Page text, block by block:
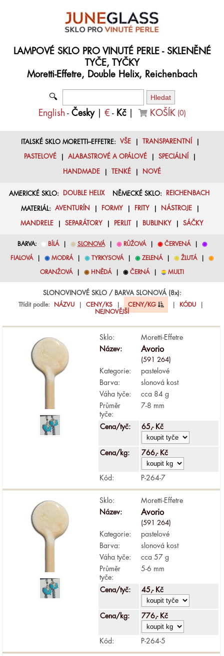
LAMPOVÉ SKLO PRO VINUTÉ PERLE - SKLENĚNÉ
TYČE, TYČKY
Moretti-Effetre, Double Helix, Reichenbach
🔍
English - Česky| € - Kč| KOŠÍK (0)
ITALSKÉ SKLO MORETTI–EFFETRE: VŠE| TRANSPARENTNÍ
PASTELOVÉ ALABASTROVÉ A OPÁLOVÉ SPECIÁLNÍ
HANDMADE TENKÉ NOVÉ
AMERICKÉ SKLO: DOUBLE HELIXNĚMECKÉ SKLO: REICHENBACH
MATERIÁL: AVENTURÍN FORMY FRITY NÁSTROJE|
MANDRELE SEPARÁTORY PERLIT BUBLINKY SÁČKY
BARVA: ◉ BÍLÁ| ◉ SLONOVÁ| ◉ RŮŽOVÁ| ◉ ČERVENÁ| ◉
FIALOVÁ| ◉ MODRÁ| ◉ TYRKYSOVÁ| ◉ ZELENÁ| ◉ ŽLUTÁ| ◉
ORANŽOVÁ| ◉ HNĚDÁ| ◉ ČERNÁ| ◉ MULTI
SLONOVINOVÉ SKLO / BARVA SLONOVÁ (8x):
Třídit podle:
NÁZVU CENY/KS CENY/KG KÓDU
NEJNOVĚJŠÍ
Sklo:
Moretti-Effetre
Název:
Avorio
(591 264)
Kategorie:
pastelové
Barva:
slonová kost
Váha tyče:
cca 84 g
Průměr
tyče:
7-8 mm
Cena/tyč: 65,- Kč
Cena/kg: 766,- Kč
Kód: P-264-7
Sklo:
Moretti-Effetre
Název:
Avorio
(591 264)
Kategorie:
pastelové
Barva:
slonová kost
Váha tyče:
cca 57 g
Průměr
tyče:
5-6 mm
Cena/tyč: 45,- Kč
Cena/kg: 776,- Kč
Kód: P-264-5